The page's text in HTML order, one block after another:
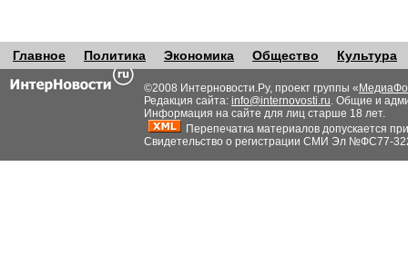
Главное Политика Экономика Общество Культура
©2008 Интерновости.Ру, проект группы «
Редакция сайта: info@internovosti.ru. Общие и
Информация на сайте для лиц старше 18 лет.
Перепечатка материалов допускается
Свидетельство о регистрации СМИ Эл №ФС77-